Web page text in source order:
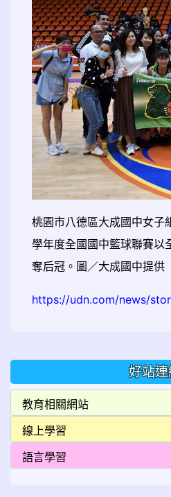
桃園市八德區大成國中女子
學年度全國國中籃球聯賽以
奪后冠。圖／大成國中提供
https://udn.com/news/
好站連